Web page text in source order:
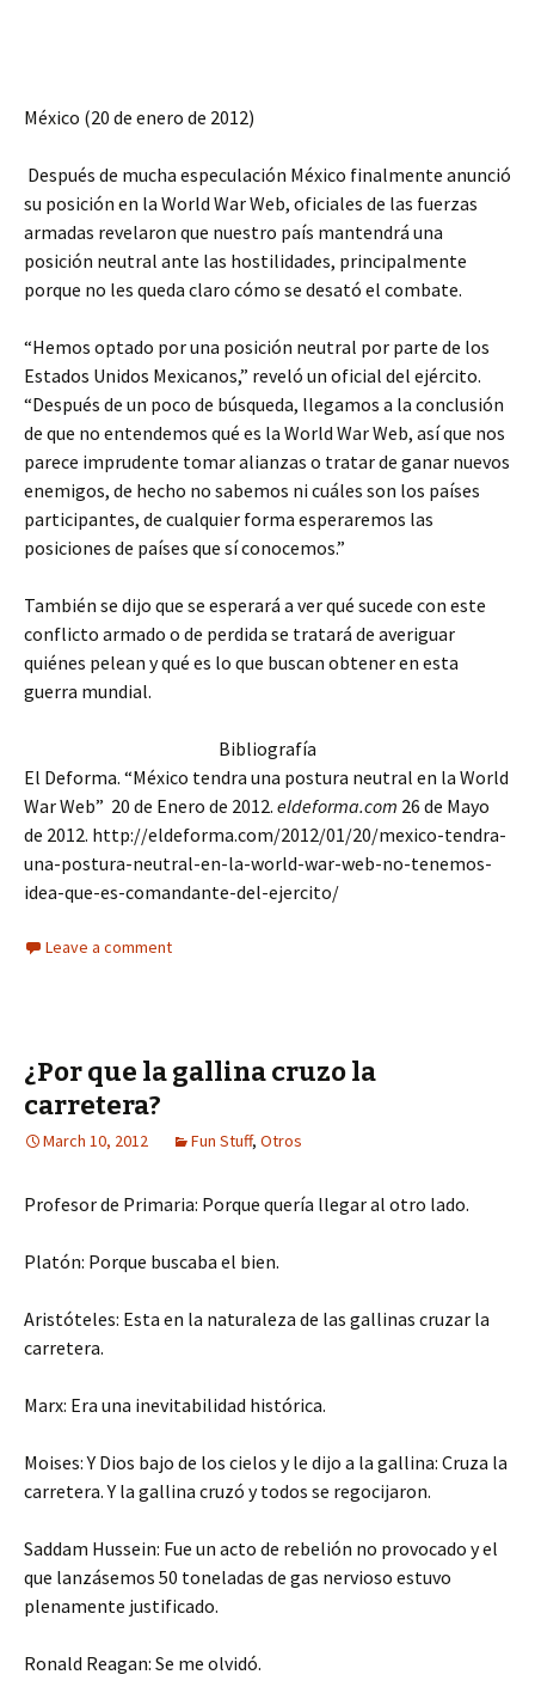
México (20 de enero de 2012)
Después de mucha especulación México finalmente anunció
su posición en la World War Web, oficiales de las fuerzas
armadas revelaron que nuestro país mantendrá una
posición neutral ante las hostilidades, principalmente
porque no les queda claro cómo se desató el combate.
“Hemos optado por una posición neutral por parte de los
Estados Unidos Mexicanos,” reveló un oficial del ejército.
“Después de un poco de búsqueda, llegamos a la conclusión
de que no entendemos qué es la World War Web, así que nos
parece imprudente tomar alianzas o tratar de ganar nuevos
enemigos, de hecho no sabemos ni cuáles son los países
participantes, de cualquier forma esperaremos las
posiciones de países que sí conocemos.”
También se dijo que se esperará a ver qué sucede con este
conflicto armado o de perdida se tratará de averiguar
quiénes pelean y qué es lo que buscan obtener en esta
guerra mundial.
Bibliografía
El Deforma. “México tendra una postura neutral en la World
War Web” 20 de Enero de 2012. eldeforma.com 26 de Mayo
de 2012. http://eldeforma.com/2012/01/20/mexico-tendra-
una-postura-neutral-en-la-world-war-web-no-tenemos-
idea-que-es-comandante-del-ejercito/
Leave a comment
¿Por que la gallina cruzo la
carretera?
March 10, 2012 Fun Stuff, Otros
Profesor de Primaria: Porque quería llegar al otro lado.
Platón: Porque buscaba el bien.
Aristóteles: Esta en la naturaleza de las gallinas cruzar la
carretera.
Marx: Era una inevitabilidad histórica.
Moises: Y Dios bajo de los cielos y le dijo a la gallina: Cruza la
carretera. Y la gallina cruzó y todos se regocijaron.
Saddam Hussein: Fue un acto de rebelión no provocado y el
que lanzásemos 50 toneladas de gas nervioso estuvo
plenamente justificado.
Ronald Reagan: Se me olvidó.